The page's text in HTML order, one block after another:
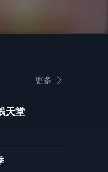
更多
天堂